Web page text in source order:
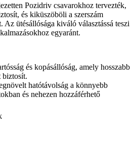
Pozidriv csavarokhoz tervezték,
és kiküszöböli a szerszám
Az ütésállósága kiváló választássá teszi
egyaránt.
és kopásállóság, amely hosszabb
biztosít.
hatótávolság a könnyebb
és nehezen hozzáférhető
tartja a csavarokat,
kockázatát.